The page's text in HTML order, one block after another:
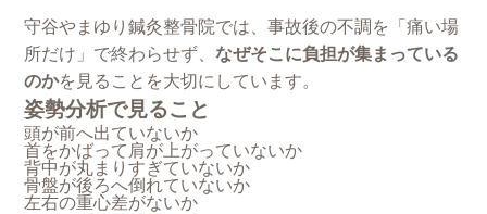
守谷やまゆり鍼灸整骨院では、事故後の不調を「痛い場
所だけ」で終わらせず、なぜそこに負担が集まっている
のかを見ることを大切にしています。
姿勢分析で見ること
頭が前へ出ていないか
首をかばって肩が上がっていないか
背中が丸まりすぎていないか
骨盤が後ろへ倒れていないか
左右の重心差がないか